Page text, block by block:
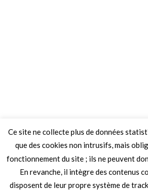
Ce site ne collecte plus de données
que des cookies non intrusifs, mais
fonctionnement du site ; ils ne peuvent
En revanche, il intègre des contenus
disposent de leur propre système de